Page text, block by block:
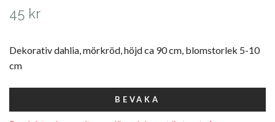
45 kr
Dekorativ dahlia, mörkröd, höjd ca 90 cm, blomstorlek 5-10
cm
BEVAKA